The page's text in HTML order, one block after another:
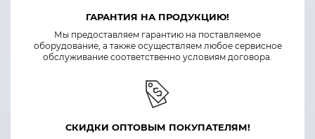
ГАРАНТИЯ НА ПРОДУКЦИЮ!
Мы предоставляем гарантию на поставляемое
оборудование, а также осуществляем любое сервисное
обслуживание соответственно условиям договора.
СКИДКИ ОПТОВЫМ ПОКУПАТЕЛЯМ!